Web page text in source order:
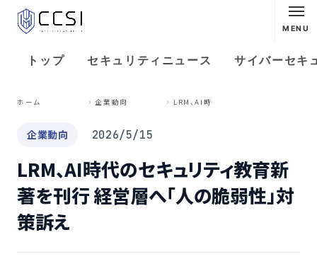
MENU
トップ セキュリティニュース サイバーセキ
ホーム 企業動向
企業動向 2026/5/15
LRM、AI時代のセキュリティ教育新
著を刊行 経営層へ「人の脆弱性」対
策訴え